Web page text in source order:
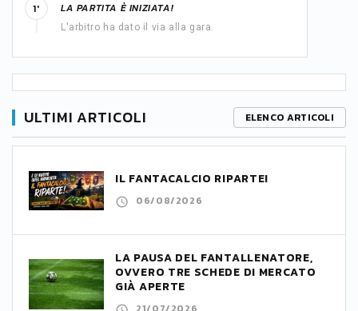
LA PARTITA È INIZIATA!
L'arbitro ha dato il via alla gara.
1'
ULTIMI ARTICOLI ELENCO ARTICOLI
IL FANTACALCIO RIPARTE!
06/08/2026
LA PAUSA DEL FANTALLENATORE,
OVVERO TRE SCHEDE DI MERCATO
GIÀ APERTE